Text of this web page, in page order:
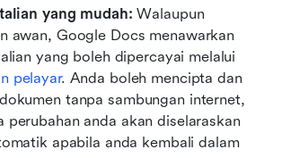
yang mudah: Walaupun
awan, Google Docs menawarkan
pelayar. Anda boleh mencipta dan
tanpa sambungan internet,
perubahan anda akan diselaraskan
apabila anda kembali dalam